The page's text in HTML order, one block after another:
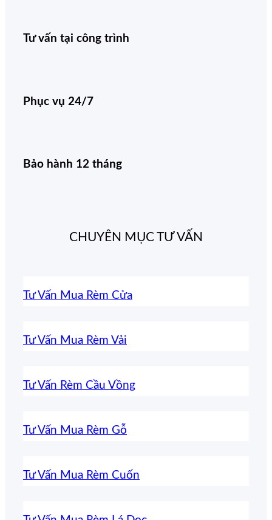
Tư vấn tại công trình
Phục vụ 24/7
Bảo hành 12 tháng
CHUYÊN MỤC TƯ VẤN
Tư Vấn Mua Rèm Cửa
Tư Vấn Mua Rèm Vải
Tư Vấn Rèm Cầu Vồng
Tư Vấn Mua Rèm Gỗ
Tư Vấn Mua Rèm Cuốn